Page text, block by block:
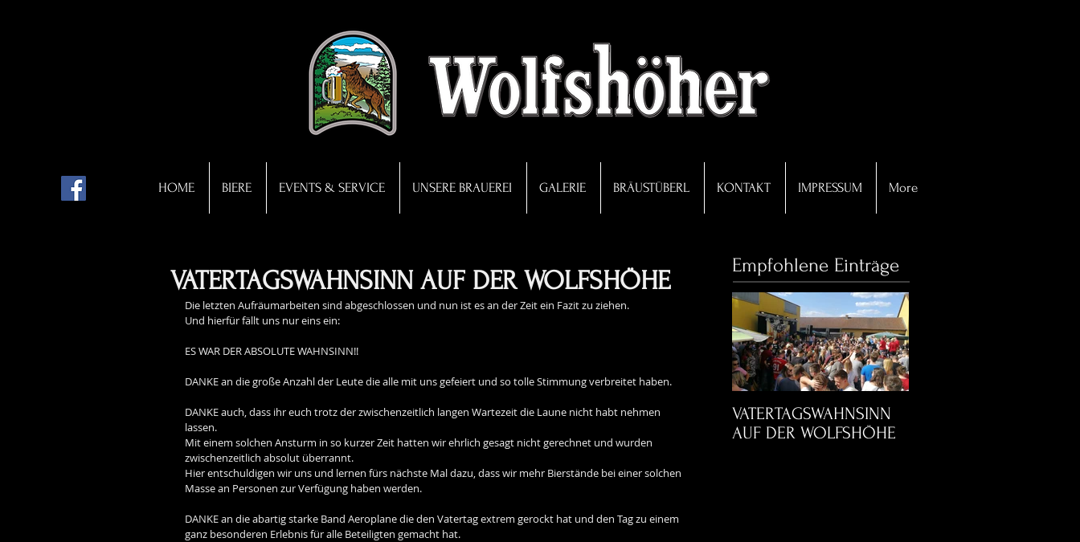
HOME BIERE EVENTS & SERVICE UNSERE BRAUEREI GALERIE BRÄUSTÜBERL KONTAKT IMPRESSUM More
VATERTAGSWAHNSINN AUF DER WOLFSHÖHE
Die letzten Aufräumarbeiten sind abgeschlossen und nun ist es an der Zeit ein Fazit zu ziehen.
Und hierfür fällt uns nur eins ein:
ES WAR DER ABSOLUTE WAHNSINN!!
DANKE an die große Anzahl der Leute die alle mit uns gefeiert und so tolle Stimmung verbreitet haben.
DANKE auch, dass ihr euch trotz der zwischenzeitlich langen Wartezeit die Laune nicht habt nehmen
lassen.
Mit einem solchen Ansturm in so kurzer Zeit hatten wir ehrlich gesagt nicht gerechnet und wurden
zwischenzeitlich absolut überrannt.
Hier entschuldigen wir uns und lernen fürs nächste Mal dazu, dass wir mehr Bierstände bei einer solchen
Masse an Personen zur Verfügung haben werden.
DANKE an die abartig starke Band Aeroplane die den Vatertag extrem gerockt hat und den Tag zu einem
ganz besonderen Erlebnis für alle Beteiligten gemacht hat.
Empfohlene Einträge
VATERTAGSWAHNSINN
AUF DER WOLFSHÖHE